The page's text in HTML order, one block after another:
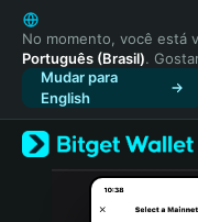
English
日本語
Tiếng Việt
Русский
Español
Türkçe
Italiano
No momento, você está
Português (Brasil).
Mudar para
English